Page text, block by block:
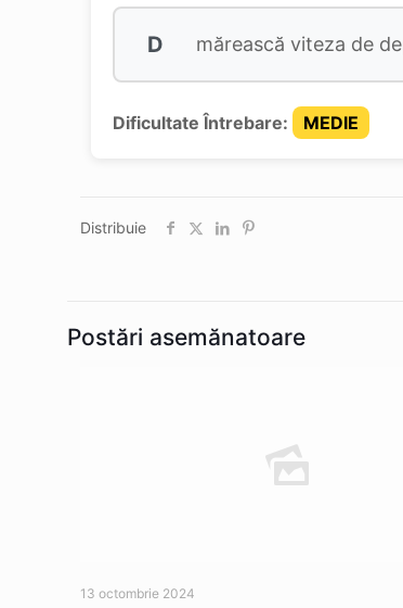
D mărească viteza de
Dificultate Întrebare: MEDIE
Distribuie
Postări asemănatoare
13 octombrie 2024